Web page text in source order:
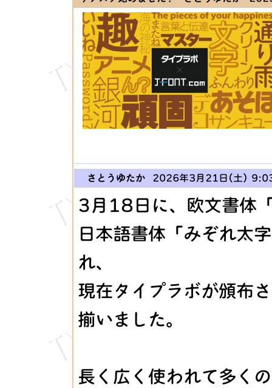
さとうゆたか2026年3月21日(土)
3月18日に、欧文書
日本語書体「みぞれ太
れ、
現在タイプラボが頒布
揃いました。
長く広く使われて多く